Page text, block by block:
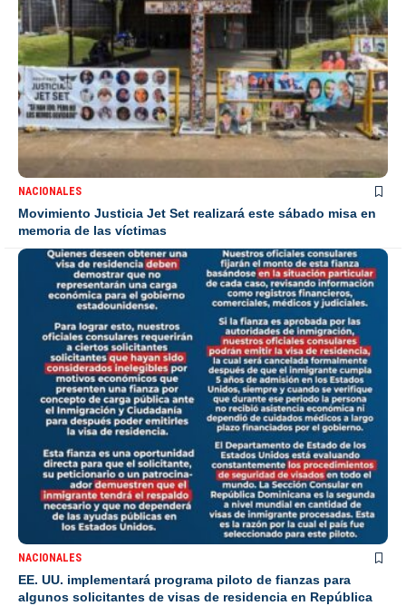
NACIONALES
Movimiento Justicia Jet Set realizará este sábado misa en
memoria de las víctimas
NACIONALES
EE. UU. implementará programa piloto de fianzas para
algunos solicitantes de visas de residencia en República